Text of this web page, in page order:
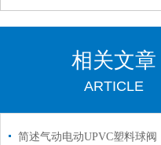
相关文章
ARTICLE
简述气动电动UPVC塑料球阀